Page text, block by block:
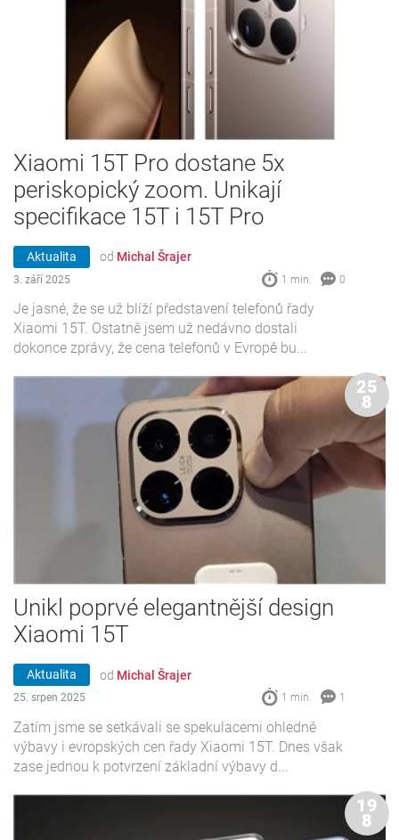
Xiaomi 15T Pro dostane 5x
periskopický zoom. Unikají
specifikace 15T i 15T Pro
Aktualita od Michal Šrajer
3. září 2025 1 min. 0
Je jasné, že se už blíží představení telefonů řady
Xiaomi 15T. Ostatně jsem už nedávno dostali
dokonce zprávy, že cena telefonů v Evropě bu...
Unikl poprvé elegantnější design
Xiaomi 15T
Aktualita od Michal Šrajer
25. srpen 2025 1 min. 1
Zatím jsme se setkávali se spekulacemi ohledně
výbavy i evropských cen řady Xiaomi 15T. Dnes však
zase jednou k potvrzení základní výbavy d...
25
8
19
8